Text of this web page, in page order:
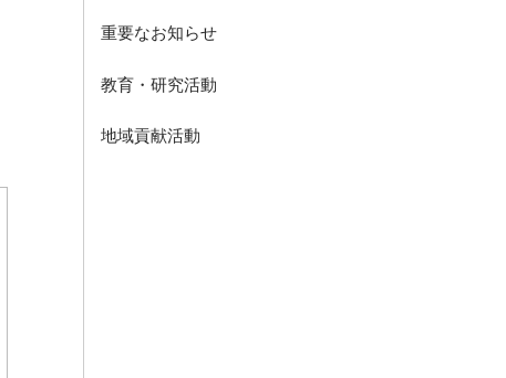
重要なお知らせ
教育・研究活動
地域貢献活動